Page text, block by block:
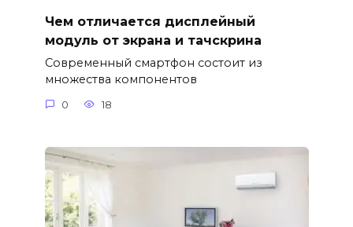
Чем отличается дисплейный
модуль от экрана и тачскрина
Современный смартфон состоит из
множества компонентов
0 18